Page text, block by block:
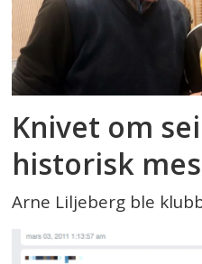
Knivet om
historisk
Arne Liljeberg ble